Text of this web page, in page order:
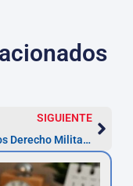
SIGUIENTE
Abogados Derecho Militar en Barcelona | Asesor.Legal